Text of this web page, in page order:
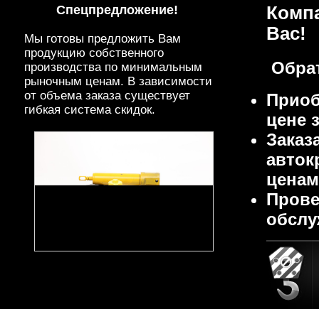
Спецпредложениe!
Мы готовы предложить Вам
продукцию собственного
производства по минимальным
рыночным ценам. В зависимости
от объема заказа существует
гибкая система скидок.
Вас!
цене